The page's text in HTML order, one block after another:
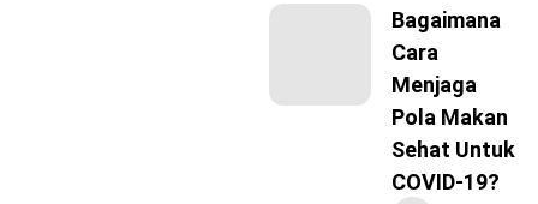
Bagaimana
Cara
Menjaga
Pola Makan
Sehat Untuk
COVID-19?